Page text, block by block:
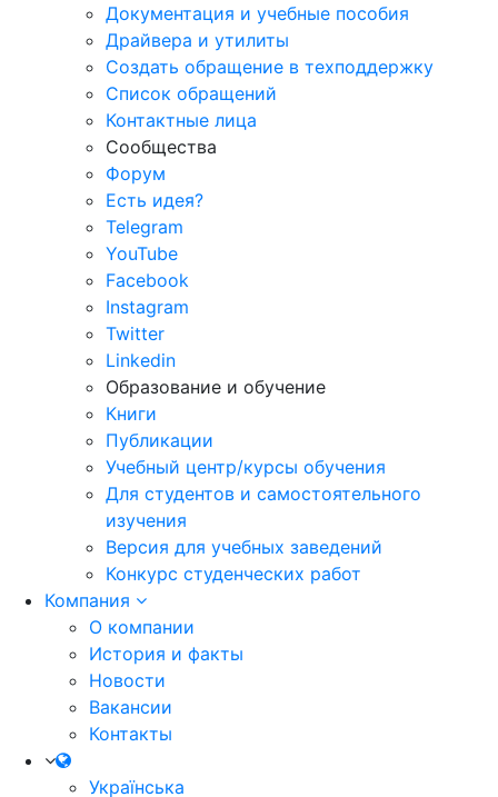
Документация и учебные пособия
Драйвера и утилиты
Создать обращение в техподдержку
Список обращений
Контактные лица
Сообщества
Форум
Есть идея?
Telegram
YouTube
Facebook
Instagram
Twitter
Linkedin
Образование и обучение
Книги
Публикации
Учебный центр/курсы обучения
Для студентов и самостоятельного
изучения
Версия для учебных заведений
Конкурс студенческих работ
Компания
О компании
История и факты
Новости
Вакансии
Контакты
Українська